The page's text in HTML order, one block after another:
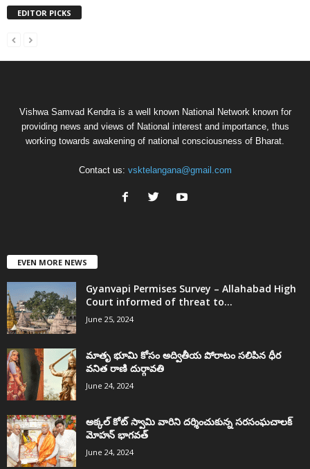
EDITOR PICKS
Vishwa Samvad Kendra is a well known National Network known for
providing news and views of National interest and importance, thus
working towards awakening of national consciousness of Bharat.
Contact us: vsktelangana@gmail.com
EVEN MORE NEWS
Gyanvapi Permises Survey – Allahabad High
Court informed of threat to...
June 25, 2024
మాతృ భూమి కోసం అద్వితీయ పోరాటం సలిపిన ధీర
వనిత రాణి దుర్గావతి
June 24, 2024
అక్కల్‌ కోట్‌ స్వామి వారిని దర్శించుకున్న సరసంఘచాలక్
మోహన్ భాగవత్
June 24, 2024